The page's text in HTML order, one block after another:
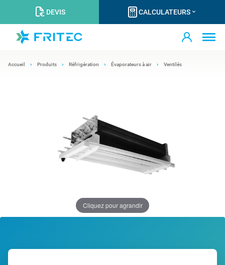
DEVIS CALCULATEURS
Accueil Produits Réfrigération Évaporateurs à air Ventilés
Cliquez pour agrandir